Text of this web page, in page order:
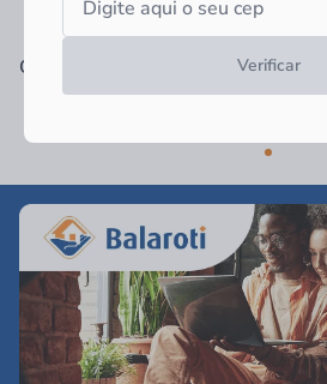
Verificar
Categorias Relacionadas